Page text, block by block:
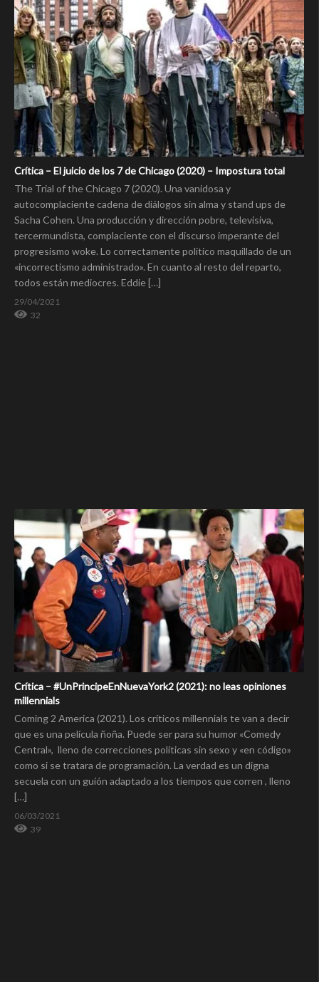
Crítica – El juicio de los 7 de Chicago (2020) – Impostura total
The Trial of the Chicago 7 (2020). Una vanidosa y
autocomplaciente cadena de diálogos sin alma y stand ups de
Sacha Cohen. Una producción y dirección pobre, televisiva,
tercermundista, complaciente con el discurso imperante del
progresismo woke. Lo correctamente politico maquillado de un
«incorrectismo administrado». En cuanto al resto del reparto,
todos están mediocres. Eddie […]
29/04/2021
32
Crítica – #UnPrincipeEnNuevaYork2 (2021): no leas opiniones
millennials
Coming 2 America (2021). Los críticos millennials te van a decir
que es una película ñoña. Puede ser para su humor «Comedy
Central», lleno de correcciones políticas sin sexo y «en código»
como si se tratara de programación. La verdad es un digna
secuela con un guión adaptado a los tiempos que corren , lleno
[…]
06/03/2021
39